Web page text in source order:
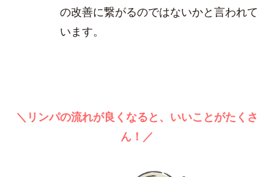
の改善に繋がるのではないかと言われて
います。
＼リンパの流れが良くなると、いいことがたくさ
ん！／